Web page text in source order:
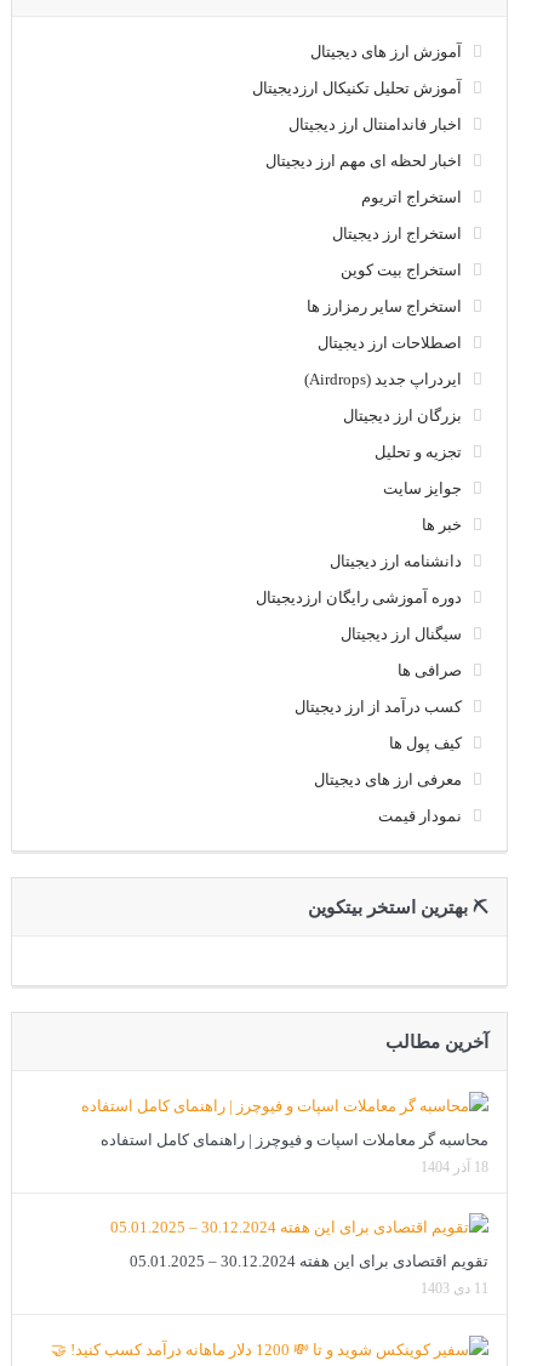
آموزش ارز های دیجیتال
آموزش تحلیل تکنیکال ارزدیجیتال
اخبار فاندامنتال ارز دیجیتال
اخبار لحظه ای مهم ارز دیجیتال
استخراج اتریوم
استخراج ارز دیجیتال
استخراج بیت کوین
استخراج سایر رمزارز ها
اصطلاحات ارز دیجیتال
ایردراپ جدید (Airdrops)
بزرگان ارز دیجیتال
تجزیه و تحلیل
جوایز سایت
خبر ها
دانشنامه ارز دیجیتال
دوره آموزشی رایگان ارزدیجیتال
سیگنال ارز دیجیتال
صرافی ها
کسب درآمد از ارز دیجیتال
کیف پول ها
معرفی ارز های دیجیتال
نمودار قیمت
⛏ بهترین استخر بیتکوین
آخرین مطالب
محاسبه گر معاملات اسپات و فیوچرز | راهنمای کامل استفاده
18 آذر 1404
تقویم اقتصادی برای این هفته 30.12.2024 – 05.01.2025
11 دی 1403